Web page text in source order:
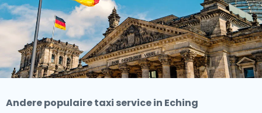
Andere populaire taxi service in Eching